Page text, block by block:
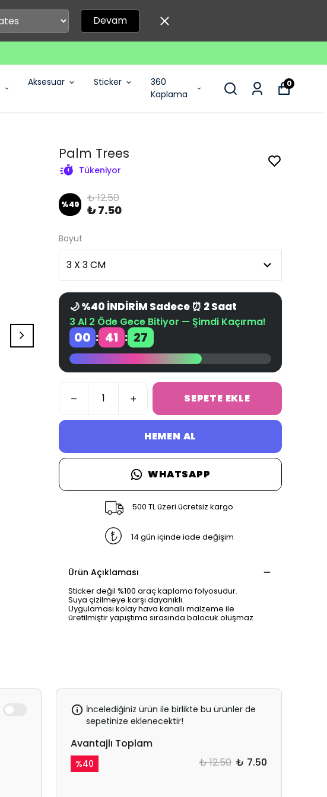
Devam
Aksesuar Sticker
360
Kaplama
0
Palm Trees
Tükeniyor
%40 ₺ 12.50
₺ 7.50
Boyut
🌙 %40 İNDİRİM Sadece ⏰ 2 Saat
3 Al 2 Öde Gece Bitiyor — Şimdi Kaçırma!
00 : 41 : 27
SEPETE EKLE
HEMEN AL
WHATSAPP
500 TL üzeri ücretsiz kargo
14 gün içinde iade değişim
Ürün Açıklaması
Sticker değil %100 araç kaplama folyosudur.
Suya çizilmeye karşı dayanıklı.
Uygulaması kolay hava kanallı malzeme ile
üretilmiştir yapıştıma sırasında balocuk oluşmaz.
İncelediğiniz ürün ile birlikte bu ürünler de
sepetinize eklenecektir!
Avantajlı Toplam
%40 ₺ 12.50 ₺ 7.50